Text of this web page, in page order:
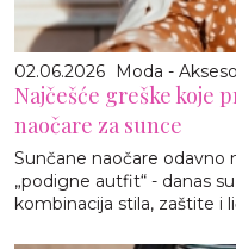
02.06.2026 Moda -
Najčešće greške koje
naočare za sunce
Sunčane naočare odavno
„podigne autfit“ - danas
kombinacija stila, zaštite i